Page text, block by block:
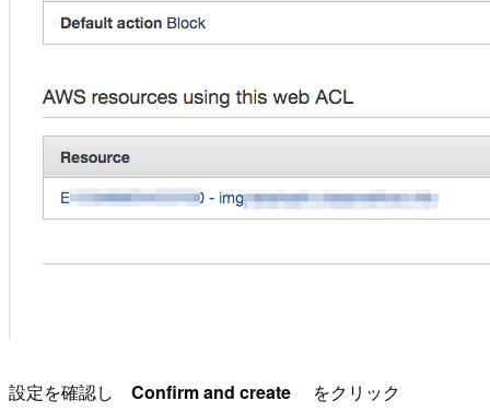
設定を確認し Confirm and create をクリック